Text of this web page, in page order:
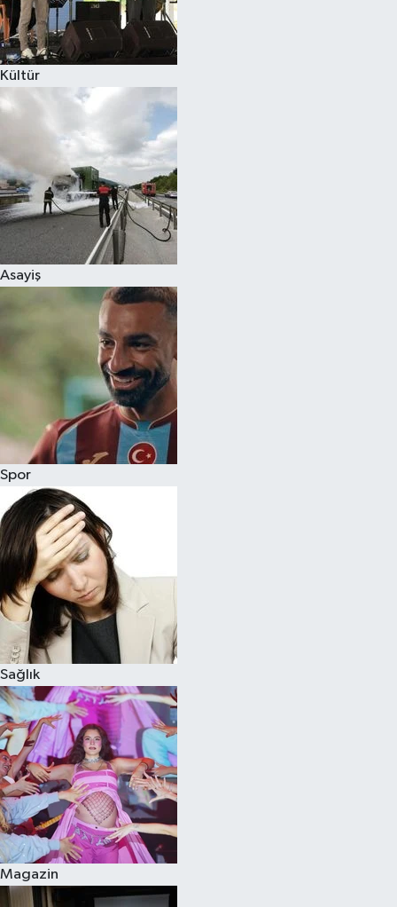
Kültür
Asayiş
Spor
Sağlık
Magazin
Spor
Eğitim
Hava Durumu
Kadın
Kim kimdir?
Kültür Sanat
Sağlık
Siyaset
Teknoloji
Televizyon
Yaşam-Çevre